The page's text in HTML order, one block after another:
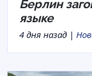
Берлин
языке
4 дня назад |